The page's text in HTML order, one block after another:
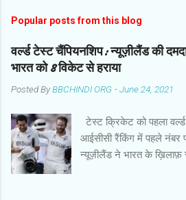
Popular posts from this blog
वर्ल्ड टेस्ट चैंपियनशिप: न्यूज़ीलैंड की
भारत को 8 विकेट से हराया
Posted ByBBCHINDI ORG -June 24, 2021
टेस्ट क्रिकेट को पहला
आईसीसी रैंकिंग में पहले नंबर
न्यूज़ीलैंड ने भारत के ख़िलाफ़
विकेट से दमदार जीत